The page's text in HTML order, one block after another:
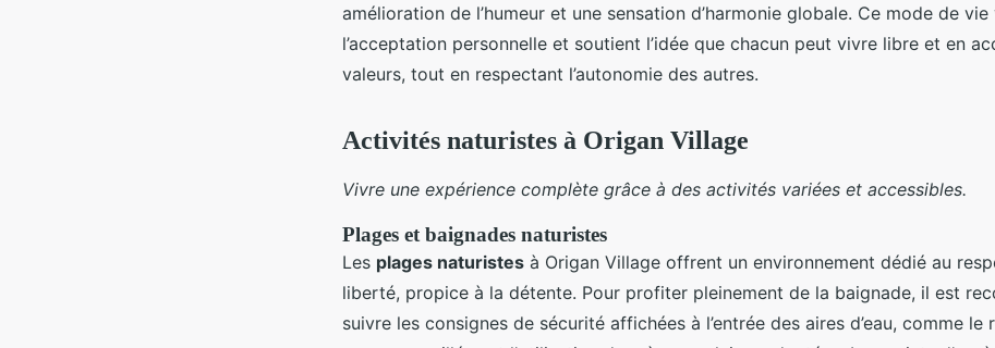
amélioration de l’humeur et une sensation d’harmonie globale. Ce mode de
l’acceptation personnelle et soutient l’idée que chacun peut vivre libre et en
valeurs, tout en respectant l’autonomie des autres.
Activités naturistes à Origan Village
Vivre une expérience complète grâce à des activités variées et accessibles.
Plages et baignades naturistes
Les plages naturistes à Origan Village offrent un environnement dédié au
liberté, propice à la détente. Pour profiter pleinement de la baignade, il est
suivre les consignes de sécurité affichées à l’entrée des aires d’eau, comme le